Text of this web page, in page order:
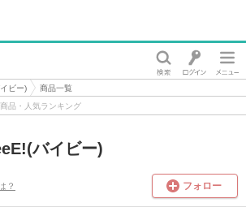
ビー)
商品一覧
品・人気ランキング
バイビー)
？ フォロー